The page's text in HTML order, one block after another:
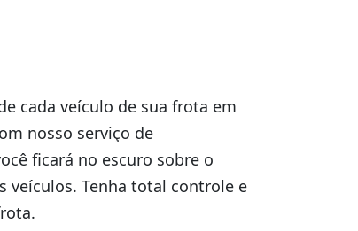
cada veículo de sua frota em
nosso serviço de
ficará no escuro sobre o
veículos. Tenha total controle e